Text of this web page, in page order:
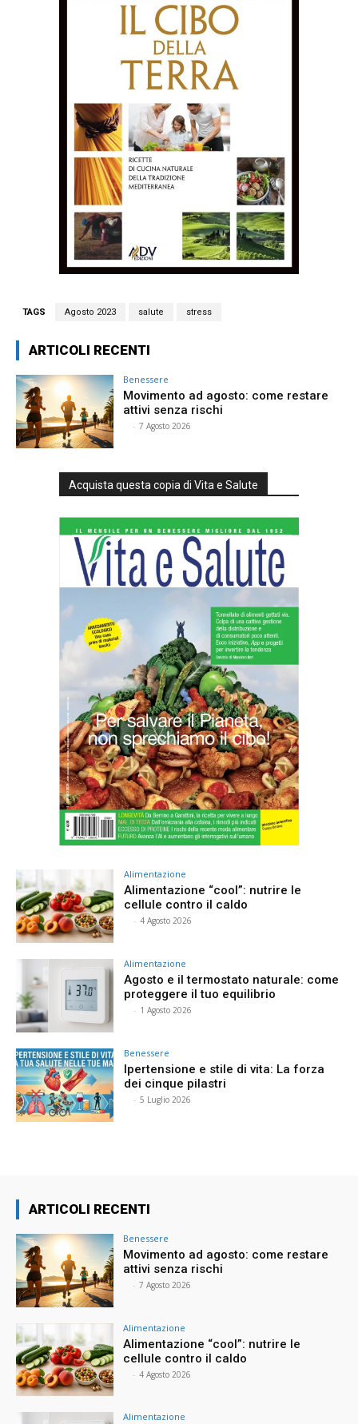
TAGS Agosto 2023 salute stress
ARTICOLI RECENTI
Benessere
Movimento ad agosto: come restare
attivi senza rischi
- 7 Agosto 2026
Acquista questa copia di Vita e Salute
Alimentazione
Alimentazione “cool”: nutrire le
cellule contro il caldo
- 4 Agosto 2026
Alimentazione
Agosto e il termostato naturale: come
proteggere il tuo equilibrio
- 1 Agosto 2026
Benessere
Ipertensione e stile di vita: La forza
dei cinque pilastri
- 5 Luglio 2026
ARTICOLI RECENTI
Benessere
Movimento ad agosto: come restare
attivi senza rischi
- 7 Agosto 2026
Alimentazione
Alimentazione “cool”: nutrire le
cellule contro il caldo
- 4 Agosto 2026
Alimentazione